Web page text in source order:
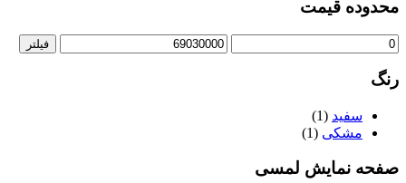
محدوده قیمت
فیلتر
رنگ
سفید (1)
مشکی (1)
صفحه نمایش لمسی